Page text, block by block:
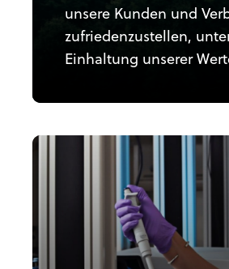
unsere Kunden und
zufriedenzustellen,
Einhaltung unserer